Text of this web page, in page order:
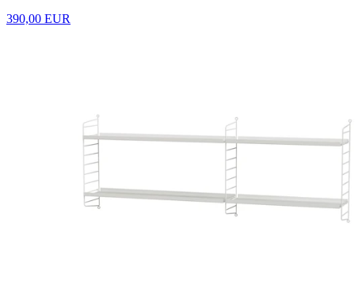
390,00 EUR